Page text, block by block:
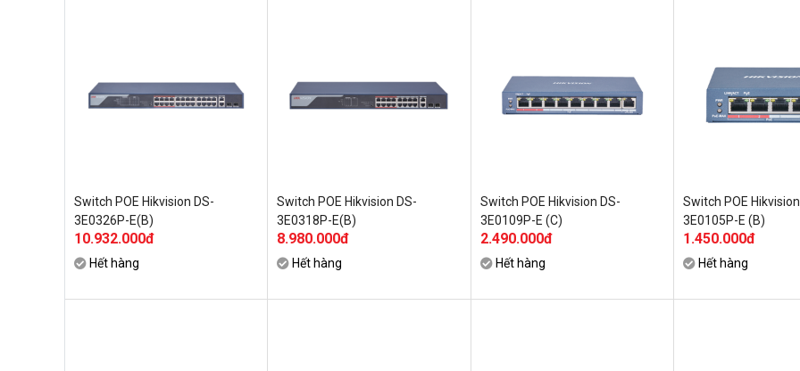
Switch POE Hikvision DS-
3E0326P-E(B)
10.932.000đ
Hết hàng
Switch POE Hikvision DS-
3E0318P-E(B)
8.980.000đ
Hết hàng
Switch POE Hikvision DS-
3E0109P-E (C)
2.490.000đ
Hết hàng
Switch POE
3E0105P-E (B)
1.450.000đ
Hết hàng